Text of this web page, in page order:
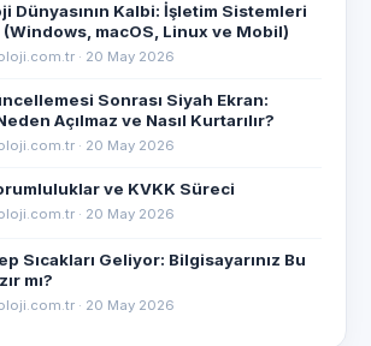
Dünyasının Kalbi: İşletim Sistemleri
macOS, Linux ve Mobil)
· 20 May 2026
Sonrası Siyah Ekran:
Açılmaz ve Nasıl Kurtarılır?
· 20 May 2026
ve KVKK Süreci
· 20 May 2026
Sıcakları Geliyor: Bilgisayarınız Bu
mı?
· 20 May 2026